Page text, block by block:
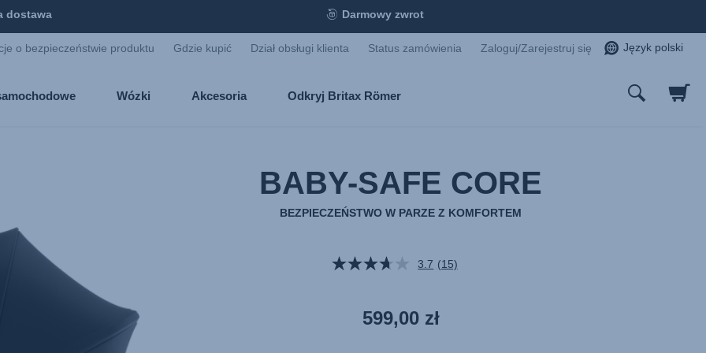
dostawa Darmowy zwrot
o bezpieczeństwie produktu Gdzie kupić Dział obsługi klienta Status zamówienia Zaloguj/Zarejestruj się Język polski
Wózki Akcesoria Odkryj Britax Römer
BABY-SAFE CORE
BEZPIECZEŃSTWO W PARZE Z KOMFORTEM
3.7 Czytaj
do
(15)
599,00 zł